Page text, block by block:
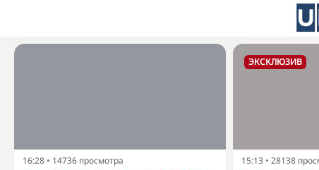
16:28 • 14736 просмотра
ЭКСКЛЮЗИВ
15:13 • 28138